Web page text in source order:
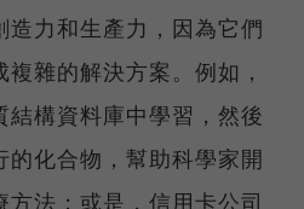
造力和生產力，因為它們
雜的解決方案。例如，
構資料庫中學習，然後
化合物，幫助科學家開
法；或是，信用卡公司